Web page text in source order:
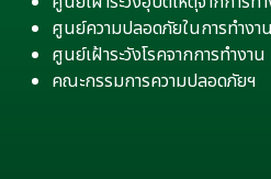
ศูนย์ความปลอดภัยในการทำงา
ศูนย์เฝ้าระวังโรคจากการทำงาน
คณะกรรมการความปลอดภัยฯ